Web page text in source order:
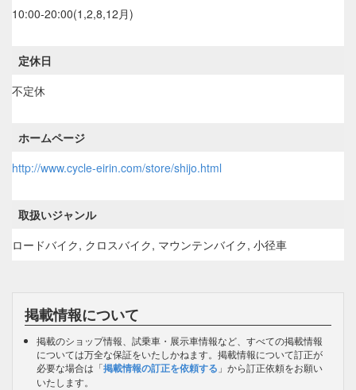
10:00-20:00(1,2,8,12月)
定休日
不定休
ホームページ
http://www.cycle-eirin.com/store/shijo.html
取扱いジャンル
ロードバイク, クロスバイク, マウンテンバイク, 小径車
掲載情報について
掲載のショップ情報、試乗車・展示車情報など、すべての掲載情報
については万全な保証をいたしかねます。掲載情報について訂正が
必要な場合は「掲載情報の訂正を依頼する 」から訂正依頼をお願い
いたします。